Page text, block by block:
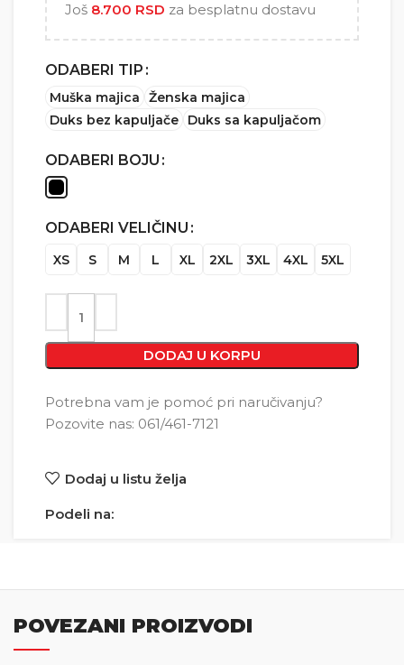
Još 8.700 RSD za besplatnu dostavu
ODABERI TIP
Muška majica
Ženska majica
Duks bez kapuljače
Duks sa kapuljačom
ODABERI BOJU
ODABERI VELIČINU
XS S M L XL 2XL 3XL 4XL 5XL
DODAJ U KORPU
Potrebna vam je pomoć pri naručivanju?
Pozovite nas: 061/461-7121
Dodaj u listu želja
Podeli na:
POVEZANI PROIZVODI